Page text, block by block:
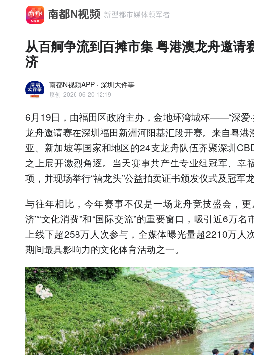
从百舸争流到百摊市集 粤港澳龙舟邀请
济
南都N视频APP · 深圳大件事
原创 2026-06-20 12:19
6月19日，由福田区政府主办，金地环湾城杯——“深爱
龙舟邀请赛在深圳福田新洲河阳基汇段开赛。来自粤港
亚、新加坡等国家和地区的24支龙舟队伍齐聚深圳
之上展开激烈角逐。当天赛事共产生专业组冠军、幸
项，并现场举行“禧龙头”公益拍卖证书颁发仪式及冠军
与往年相比，今年赛事不仅是一场龙舟竞技盛会，更
济”“文化消费”和“国际交流”的重要窗口，吸引近6万名
上线下超258万人次参与，全媒体曝光量超2210万人
期间最具影响力的文化体育活动之一。